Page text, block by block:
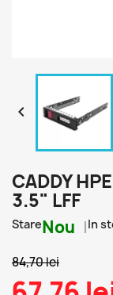

CADDY
3.5" LFF
StareNou In
84,70 lei